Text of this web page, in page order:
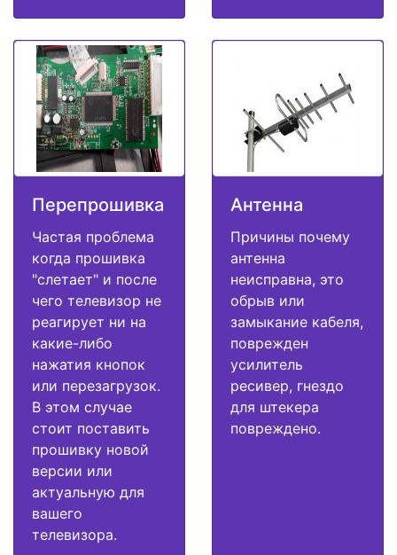
Перепрошивка
Частая проблема
когда прошивка
"слетает" и после
чего телевизор не
реагирует ни на
какие-либо
нажатия кнопок
или перезагрузок.
В этом случае
стоит поставить
прошивку новой
версии или
актуальную для
вашего
телевизора.
Антенна
Причины почему
антенна
неисправна, это
обрыв или
замыкание кабеля,
поврежден
усилитель
ресивер, гнездо
для штекера
повреждено.